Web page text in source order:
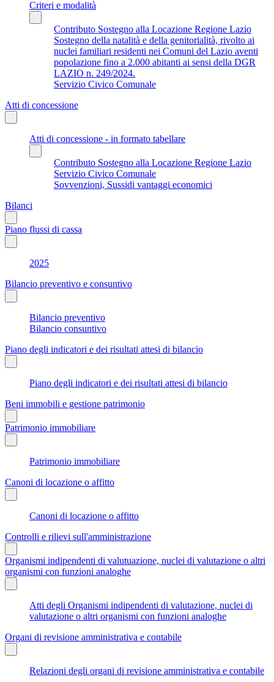
Criteri e modalità
Contributo Sostegno alla Locazione Regione Lazio
Sostegno della natalità e della genitorialità, rivolto ai
nuclei familiari residenti nei Comuni del Lazio aventi
popolazione fino a 2.000 abitanti ai sensi della DGR
LAZIO n. 249/2024.
Servizio Civico Comunale
Atti di concessione
Atti di concessione - in formato tabellare
Contributo Sostegno alla Locazione Regione Lazio
Servizio Civico Comunale
Sovvenzioni, Sussidi vantaggi economici
Bilanci
Piano flussi di cassa
2025
Bilancio preventivo e consuntivo
Bilancio preventivo
Bilancio consuntivo
Piano degli indicatori e dei risultati attesi di bilancio
Piano degli indicatori e dei risultati attesi di bilancio
Beni immobili e gestione patrimonio
Patrimonio immobiliare
Patrimonio immobiliare
Canoni di locazione o affitto
Canoni di locazione o affitto
Controlli e rilievi sull'amministrazione
Organismi indipendenti di valutuazione, nuclei di valutazione o altri
organismi con funzioni analoghe
Atti degli Organismi indipendenti di valutazione, nuclei di
valutazione o altri organismi con funzioni analoghe
Organi di revisione amministrativa e contabile
Relazioni degli organi di revisione amministrativa e contabile